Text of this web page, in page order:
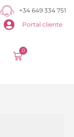
+34 649 334 751
Portal cliente
0
Carrito